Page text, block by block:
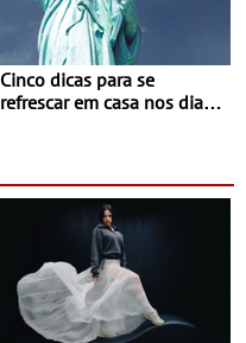
Cinco dicas para se
refrescar em casa nos dias